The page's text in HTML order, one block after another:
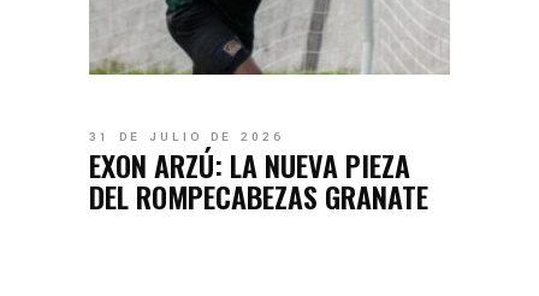
31 DE JULIO DE 2026
EXON ARZÚ: LA NUEVA PIEZA
DEL ROMPECABEZAS GRANATE